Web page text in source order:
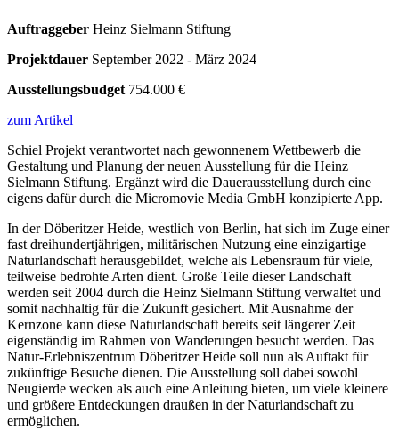
Auftraggeber Heinz Sielmann Stiftung
Projektdauer September 2022 - März 2024
Ausstellungsbudget 754.000 €
zum Artikel
Schiel Projekt verantwortet nach gewonnenem Wettbewerb die
Gestaltung und Planung der neuen Ausstellung für die Heinz
Sielmann Stiftung. Ergänzt wird die Dauerausstellung durch eine
eigens dafür durch die Micromovie Media GmbH konzipierte App.
In der Döberitzer Heide, westlich von Berlin, hat sich im Zuge einer
fast dreihundertjährigen, militärischen Nutzung eine einzigartige
Naturlandschaft herausgebildet, welche als Lebensraum für viele,
teilweise bedrohte Arten dient. Große Teile dieser Landschaft
werden seit 2004 durch die Heinz Sielmann Stiftung verwaltet und
somit nachhaltig für die Zukunft gesichert. Mit Ausnahme der
Kernzone kann diese Naturlandschaft bereits seit längerer Zeit
eigenständig im Rahmen von Wanderungen besucht werden. Das
Natur-Erlebniszentrum Döberitzer Heide soll nun als Auftakt für
zukünftige Besuche dienen. Die Ausstellung soll dabei sowohl
Neugierde wecken als auch eine Anleitung bieten, um viele kleinere
und größere Entdeckungen draußen in der Naturlandschaft zu
ermöglichen.